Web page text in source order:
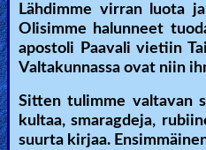
Hell
Prayer
Lähdimme virran luota
Olisimme halunneet
apostoli Paavali vietiin
Valtakunnassa ovat niin
Sitten tulimme valtavan
kultaa, smaragdeja,
suurta kirjaa.